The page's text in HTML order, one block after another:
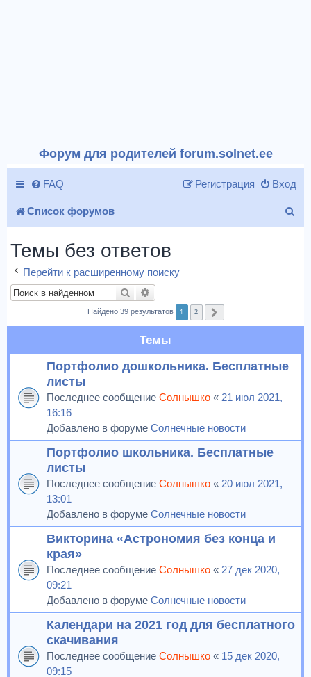
Форум для родителей forum.solnet.ee
FAQ Вход
Регистрация
Список форумов
Темы без ответов
Перейти к расширенному поиску
Поиск
Найдено 39 результатов 1 2
Темы
Портфолио дошкольника. Бесплатные
листы
Последнее сообщение Солнышко « 21 июл 2021,
16:16
Добавлено в форуме Солнечные новости
Портфолио школьника. Бесплатные
листы
Последнее сообщение Солнышко « 20 июл 2021,
13:01
Добавлено в форуме Солнечные новости
Викторина «Астрономия без конца и
края»
Последнее сообщение Солнышко « 27 дек 2020,
09:21
Добавлено в форуме Солнечные новости
Календари на 2021 год для бесплатного
скачивания
Последнее сообщение Солнышко « 15 дек 2020,
09:15